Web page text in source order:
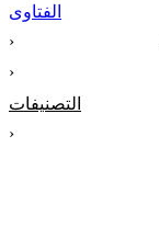
الفتاوى
‹
‹
التصنيفات
‹